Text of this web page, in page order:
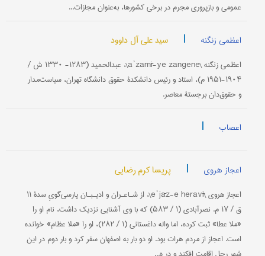
عمومی و بازپروری مجرم در برخی کشورها، به‌عنوان مجازات...
اعظمی زنگنه | سید علی آل داوود
اعظمی زنگنه \aʾzamī-ye zangene\، عبدالحمید (۱۲۸۳- ۱۳۳۰ ش /
۱۹۰۴-۱۹۵۱ م)، استاد و رئیس دانشکدۀ حقوق دانشگاه تهران، سیاست‌مدار
و حقوق‌دان برجستۀ معاصر.
اعصاب |
اعجاز هروی | پریسا کرم رضایی
اعجاز هروی \eʾjāz-e heravī\، از شـاعـران و ادیـبـان پارسی‌گویِ سدۀ ۱۱
ق / ۱۷ م. نصرآبادی (۱ / ۵۸۳) که با وی آشنایی نزدیک داشت، نام او را
«ملا عطا» ثبت کرده، اما واله داغستانی (۱ / ۲۸۲)، او را «ملا عظام» خوانده
است. اعجاز از مردم هرات بود. او دو بار به اصفهان سفر کرد و بار دوم در این